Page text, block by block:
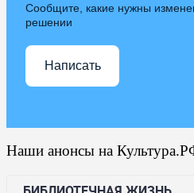
Сообщите, какие нужны
решении
Написать
Наши анонсы на